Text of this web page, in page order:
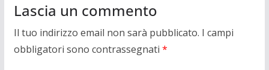
Lascia un commento
Il tuo indirizzo email non sarà pubblicato. I campi
obbligatori sono contrassegnati *